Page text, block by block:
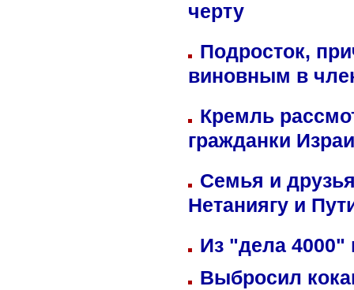
черту
Подросток,
виновным в
Кремль
гражданки
Семья и
Нетаниягу и
Из "дела 4000"
Выбросил